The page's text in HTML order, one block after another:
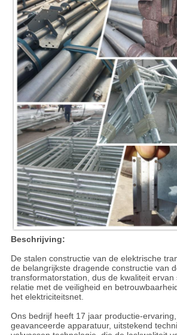
Beschrijving:
De stalen constructie van de elektrische
de belangrijkste dragende constructie van
transformatorstation, dus de kwaliteit ervan
relatie met de veiligheid en
het elektriciteitsnet.
Ons bedrijf heeft 17 jaar productie-
geavanceerde apparatuur, uitstekend